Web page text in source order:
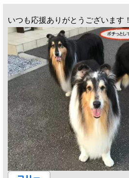
いつも応援ありがとうございます！